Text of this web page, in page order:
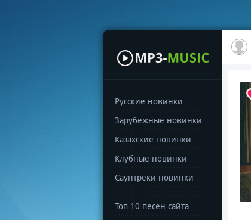
Русские новинки
Зарубежные новинки
Казахские новинки
Клубные новинки
Саунтреки новинки
Топ 10 песен сайта